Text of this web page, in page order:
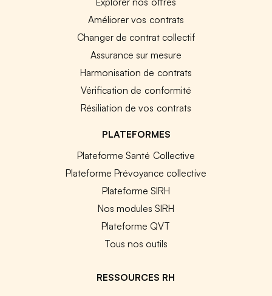
Améliorer vos contrats
Changer de contrat collectif
Assurance sur mesure
Harmonisation de contrats
Vérification de conformité
Résiliation de vos contrats
PLATEFORMES
Plateforme Santé Collective
Plateforme Prévoyance collective
Plateforme SIRH
Nos modules SIRH
Plateforme QVT
Tous nos outils
RESSOURCES RH